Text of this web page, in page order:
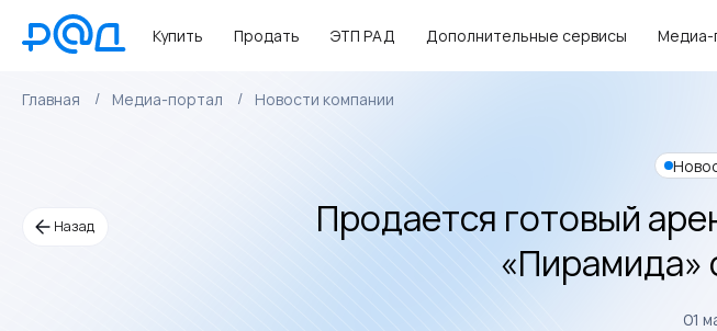
Купить Продать ЭТП РАД Дополнительные сервисы Медиа-
Главная Медиа-портал Новости компании
Назад
Продается готовый
«Пирамида»
01